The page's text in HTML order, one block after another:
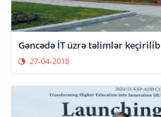
Gəncədə İT üzrə təlimlər keçirilib
27-04-2018